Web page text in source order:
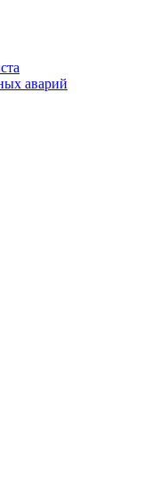
аварий